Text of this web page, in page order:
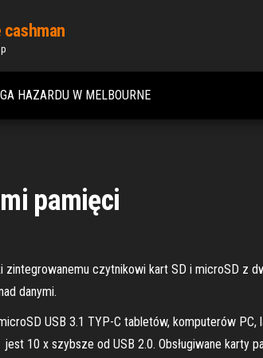
cashman
HAZARDU W MELBOURNE
pamięci
czytnikowi kart SD i microSD z
danymi.
USB 3.1 TYP-C tabletów, komputerów
10 x szybsze od USB 2.0. Obsługiwane karty